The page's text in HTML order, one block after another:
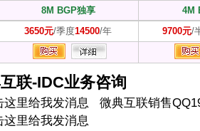
8M BGP独享 4M
3650元/季度14500/年 9700元/
联-IDC业务咨询
微典互联销售